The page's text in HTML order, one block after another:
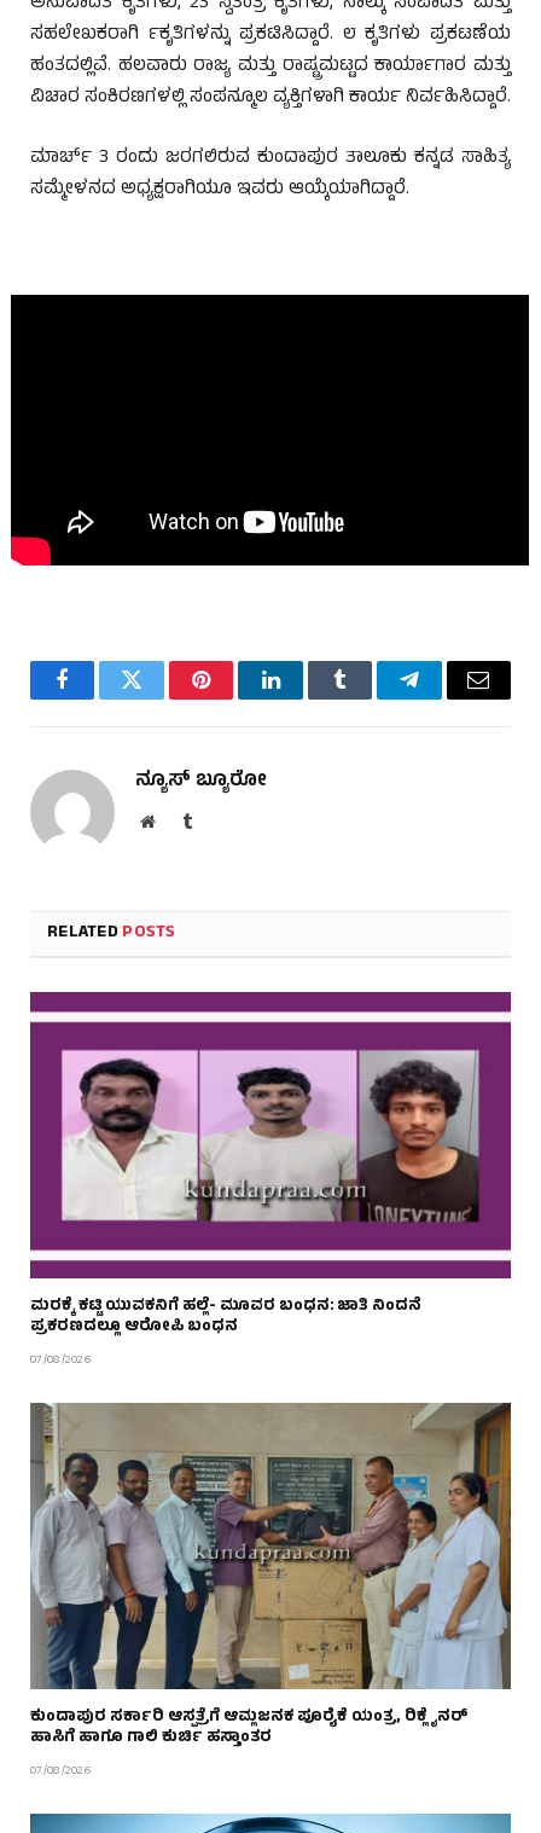
ಸಹಲೇಖಕರಾಗಿ ೯ಕೃತಿಗಳನ್ನು ಪ್ರಕಟಿಸಿದ್ದಾರೆ. ೮ ಕೃತಿಗಳು ಪ್ರಕಟಣೆಯ
ಹಂತದಲ್ಲಿವೆ. ಹಲವಾರು ರಾಜ್ಯ ಮತ್ತು ರಾಷ್ಟ್ರಮಟ್ಟದ ಕಾರ್ಯಾಗಾರ ಮತ್ತು
ವಿಚಾರ ಸಂಕಿರಣಗಳಲ್ಲಿ ಸಂಪನ್ಮೂಲ ವ್ಯಕ್ತಿಗಳಾಗಿ ಕಾರ್ಯ ನಿರ್ವಹಿಸಿದ್ದಾರೆ.
ಮಾರ್ಚ್ 3 ರಂದು ಜರಗಲಿರುವ ಕುಂದಾಪುರ ತಾಲೂಕು ಕನ್ನಡ ಸಾಹಿತ್ಯ
ಸಮ್ಮೇಳನದ ಅಧ್ಯಕ್ಷರಾಗಿಯೂ ಇವರು ಆಯ್ಕೆಯಾಗಿದ್ದಾರೆ.
FacebookTwitter PinterestLinkedInTumblr TelegramEmail
ನ್ಯೂಸ್ ಬ್ಯೂರೋ
WebsiteTumblr
RELATEDPOSTS
ಮರಕ್ಕೆ ಕಟ್ಟಿ ಯುವಕನಿಗೆ ಹಲ್ಲೆ- ಮೂವರ ಬಂಧನ: ಜಾತಿ ನಿಂದನೆ
ಪ್ರಕರಣದಲ್ಲೂ ಆರೋಪಿ ಬಂಧನ
07/08/2026
ಕುಂದಾಪುರ ಸರ್ಕಾರಿ ಆಸ್ಪತ್ರೆಗೆ ಆಮ್ಲಜನಕ ಪೂರೈಕೆ ಯಂತ್ರ, ರಿಕ್ಲೈನರ್
ಹಾಸಿಗೆ ಹಾಗೂ ಗಾಲಿ ಕುರ್ಚಿ ಹಸ್ತಾಂತರ
07/08/2026